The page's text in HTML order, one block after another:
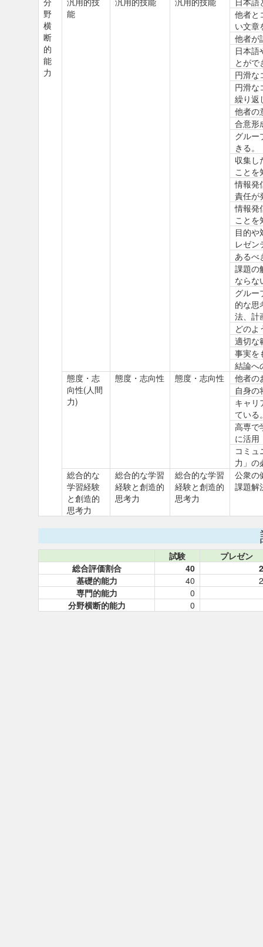
野
横
断
的
能
力
能
他者と
い文章
他者が
日本語
とがで
円滑な
円滑な
繰り返
他者の
合意形
グルー
きる。
収集し
ことを
情報発
責任が
情報発
ことを
目的や
レゼン
あるべ
課題の
ならな
グルー
的な思
法、計
どのよ
適切な
事実を
結論へ
態度・志
向性(人間
力)
態度・志向性 態度・志向性
他者の
自身の
キャリ
ている
高専で
に活用
コミュ
力」の
総合的な
学習経験
と創造的
思考力
総合的な学習
経験と創造的
思考力
総合的な学習
経験と創造的
思考力
公衆の
課題解
試験
プレゼン
総合評価割合
40
基礎的能力
40
専門的能力
0
分野横断的能力
0